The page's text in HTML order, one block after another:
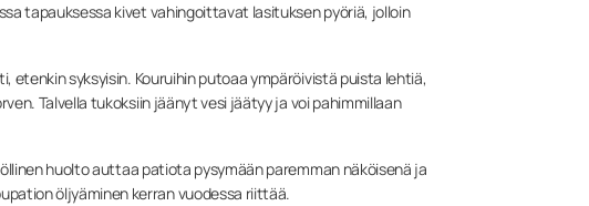
tapauksessa kivet vahingoittavat lasituksen pyöriä, jolloin
syksyisin. Kouruihin putoaa ympäröivistä puista lehtiä,
Talvella tukoksiin jäänyt vesi jäätyy ja voi pahimmillaan
huolto auttaa patiota pysymään paremman näköisenä ja
öljyäminen kerran vuodessa riittää.